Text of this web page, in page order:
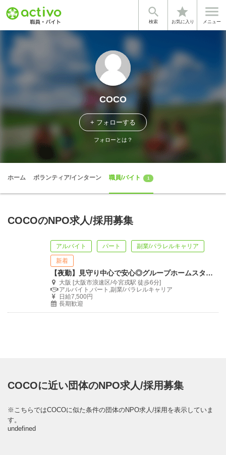

検索
star
お気に入り

メニュー
COCO
+ フォローする
フォローとは？
ホーム ボランティア/インターン 職員/バイト 1
COCOのNPO求人/採用募集
アルバイト パート 副業/パラレルキャリア
新着
【夜勤】見守り中心で安心◎グループホームスタッフ募集｜未経験・WワークOK
大阪 [大阪市浪速区/今宮戎駅 徒歩6分]
アルバイト,パート,副業/パラレルキャリア
日給7,500円
長期歓迎
COCOに近い団体のNPO求人/採用募集
※こちらではCOCOに似た条件の団体のNPO求人/採用を表示していま
す。
undefined